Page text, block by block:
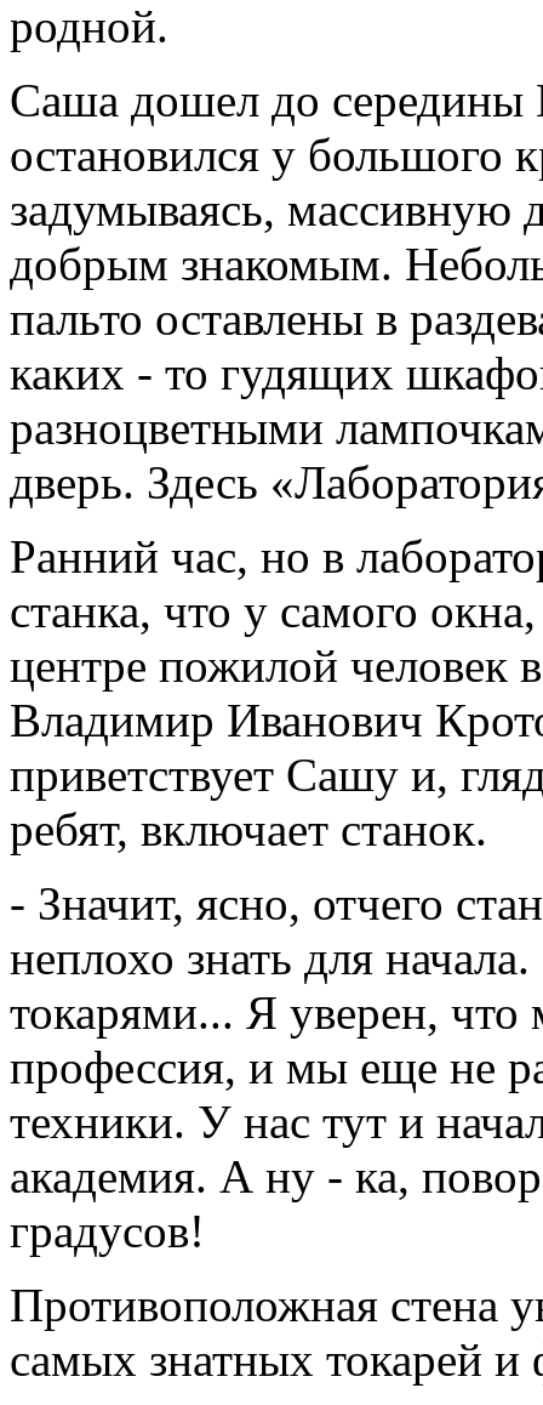
родной.
Саша дошел до середины
остановился у большого
задумываясь, массивную
добрым знакомым.
пальто оставлены в
каких - то гудящих
разноцветными
дверь. Здесь
Ранний час, но в
станка, что у самого
центре пожилой человек
Владимир Иванович
приветствует Сашу и,
ребят, включает станок.
- Значит, ясно, отчего
неплохо знать для
токарями... Я уверен,
профессия, и мы еще не
техники. У нас тут и
академия. А ну - ка,
градусов!
Противоположная стена
самых знатных токарей и